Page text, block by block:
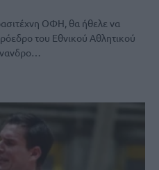
ΟΦΗ, θα ήθελε να
του Εθνικού Αθλητικού